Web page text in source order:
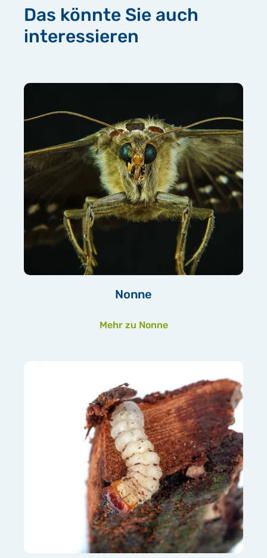
Das könnte Sie auch
interessieren
Nonne
Mehr zu Nonne